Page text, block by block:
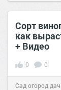
22 сен 2016
Сорт
как
+ Видео
0 0
Сад огород